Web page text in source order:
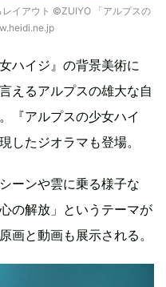
レイアウト ©ZUIYO 「アルプスの
ハイジ』の背景美術に
えるアルプスの雄大な自
『アルプスの少女ハイ
したジオラマも登場。
ーンや雲に乗る様子な
の解放」というテーマが
画と動画も展示される。